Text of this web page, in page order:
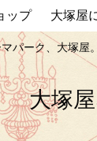
パーク、大塚屋
大塚
ップ 大塚